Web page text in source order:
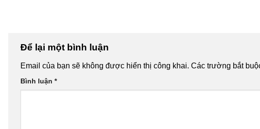
Để lại một bình luận
Email của bạn sẽ không được hiển thị công khai. Các trường bắt
Bình luận *